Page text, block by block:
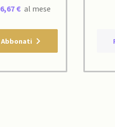
6,67 € al mese
Abbonati